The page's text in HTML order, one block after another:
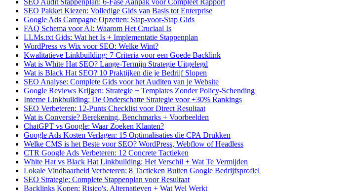
SEO Pakket Kiezen: Volledige Gids van Basis tot Enterprise
Google Ads Campagne Opzetten: Stap-voor-Stap Gids
FAQ Schema voor AI: Waarom Het Cruciaal Is
LLMs.txt Gids: Wat het Is + Implementatie Stappenplan
WordPress vs Wix voor SEO: Welke Wint?
Kwalitatieve Linkbuilding: 7 Criteria voor een Goede Backlink
Wat is White Hat SEO? Lange-Termijn Strategie Uitgelegd
Wat is Black Hat SEO? 10 Praktijken die je Bedrijf Slopen
SEO Analyse: Complete Gids voor het Auditen van je Website
Google Reviews Krijgen: Strategie + Templates Zonder Policy-Schending
Interne Linkbuilding: De Onderschatte Strategie voor +30% Rankings
SEO Verbeteren: 12-Punts Checklist voor Direct Resultaat
Wat is Conversie? Berekening, Benchmarks + Voorbeelden
ChatGPT vs Google: Waar Zoeken Klanten?
Google Ads Kosten Verlagen: 15 Optimalisaties die CPA Drukken
Welke CMS is het Beste voor SEO? WordPress, Webflow of Headless
CTR Google Ads Verbeteren: 12 Concrete Tactieken
White Hat vs Black Hat Linkbuilding: Het Verschil + Wat Te Vermijden
Lokale Vindbaarheid Verbeteren: 8 Tactieken Buiten Google Bedrijfsprofiel
SEO Strategie: Complete Stappenplan voor Resultaat
Backlinks Kopen: Risico's, Alternatieven + Wat Wel Werkt